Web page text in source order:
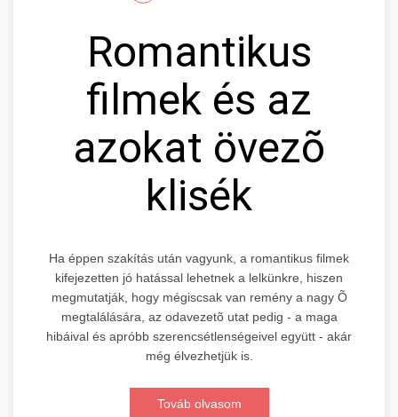
Romantikus
filmek és az
azokat övezõ
klisék
Ha éppen szakítás után vagyunk, a romantikus filmek
kifejezetten jó hatással lehetnek a lelkünkre, hiszen
megmutatják, hogy mégiscsak van remény a nagy Õ
megtalálására, az odavezetõ utat pedig - a maga
hibáival és apróbb szerencsétlenségeivel együtt - akár
még élvezhetjük is.
Továb olvasom